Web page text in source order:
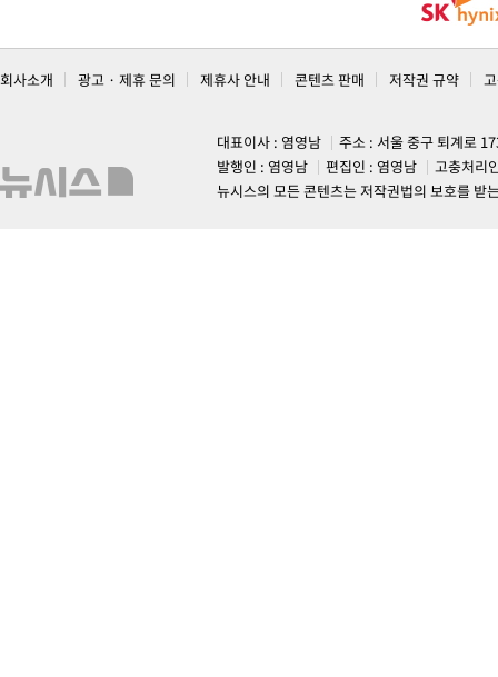
회사소개 광고 · 제휴 문의 제휴사 안내 콘텐츠 판매 저작권 규약
대표이사 : 염영남
주소 : 서울 중구 퇴계로
발행인 : 염영남
편집인 : 염영남
고충처리
뉴시스의 모든 콘텐츠는 저작권법의 보호를